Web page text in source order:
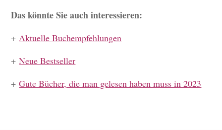
Das könnte Sie auch interessieren:
+Aktuelle Buchempfehlungen
+Neue Bestseller
+Gute Bücher, die man gelesen haben muss in 2023